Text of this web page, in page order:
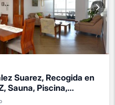
Suarez, Recogida en
Sauna, Piscina,